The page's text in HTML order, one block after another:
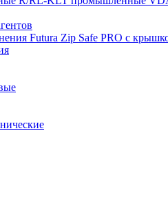
Futura Zip Safe PRO с